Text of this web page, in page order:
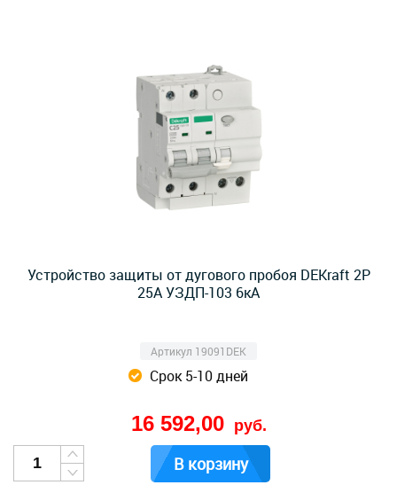
Устройство защиты от дугового пробоя DEKraft 2P
25A УЗДП-103 6кА
Артикул 19091DEK
Срок 5-10 дней
16 592,00 руб.
В корзину